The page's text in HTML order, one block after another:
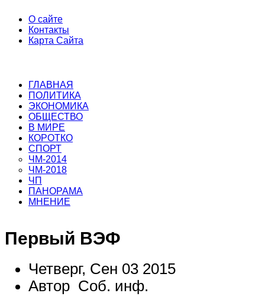
О сайте
Контакты
Карта Сайта
ГЛАВНАЯ
ПОЛИТИКА
ЭКОНОМИКА
ОБЩЕСТВО
В МИРЕ
КОРОТКО
СПОРТ
ЧМ-2014
ЧМ-2018
ЧП
ПАНОРАМА
МНЕНИЕ
Первый ВЭФ
Четверг, Сен 03 2015
Автор Соб. инф.